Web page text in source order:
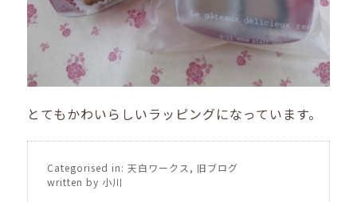
とてもかわいらしいラッピングになっています。
Categorised in:天白ワークス , 旧ブログ
written by 小川